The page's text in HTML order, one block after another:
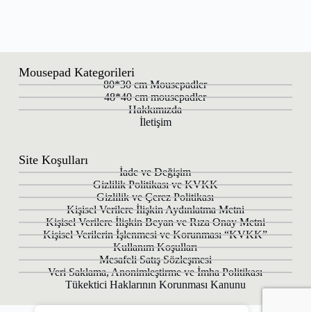
Mousepad Kategorileri
80*30 cm Mousepadler
48*40 cm mousepadler
Hakkımızda
İletişim
Site Koşulları
İade ve Değişim
Gizlilik Politikası ve KVKK
Gizlilik ve Çerez Politikası
Kişisel Verilere İlişkin Aydınlatma Metni
Kişisel Verilere İlişkin Beyan ve Rıza Onay Metni
Kişisel Verilerin İşlenmesi ve Korunması “KVKK”
Kullanım Koşulları
Mesafeli Satış Sözleşmesi
Veri Saklama, Anonimleştirme ve İmha Politikası
Tükektici Haklarının Korunması Kanunu